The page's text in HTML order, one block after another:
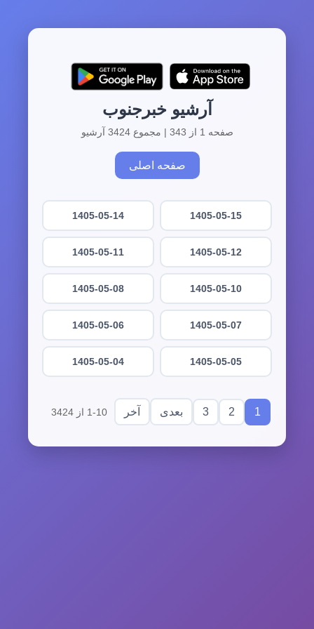
آرشیو خبرجنوب
صفحه 1 از 343 | مجموع 3424 آرشیو
صفحه اصلی
1405-05-15
1405-05-14
1405-05-12
1405-05-11
1405-05-10
1405-05-08
1405-05-07
1405-05-06
1405-05-05
1405-05-04
1
2
3 بعدی آخر 1-10 از 3424